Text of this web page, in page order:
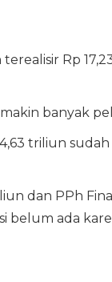
Rp
banyak
triliun
dan PPh
belum ada